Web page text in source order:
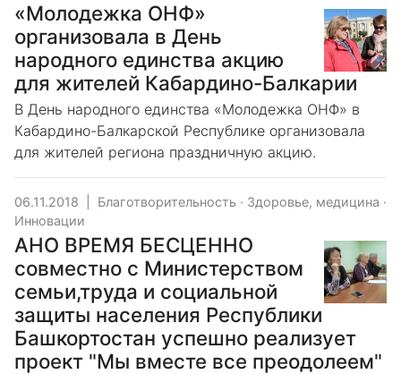
«Молодежка ОНФ»
организовала в День
народного единства акцию
для жителей Кабардино-Балкарии
В День народного единства «Молодежка ОНФ» в
Кабардино-Балкарской Республике организовала
для жителей региона праздничную акцию.
06.11.2018 Благотворительность · Здоровье, медицина ·
Инновации
АНО ВРЕМЯ БЕСЦЕННО
совместно с Министерством
семьи,труда и социальной
защиты населения Республики
Башкортостан успешно реализует
проект "Мы вместе все преодолеем"